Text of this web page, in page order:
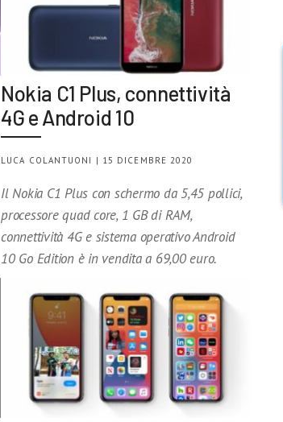
Nokia C1 Plus, connettività
4G e Android 10
LUCA COLANTUONI | 15 DICEMBRE 2020
Il Nokia C1 Plus con schermo da 5,45 pollici,
processore quad core, 1 GB di RAM,
connettività 4G e sistema operativo Android
10 Go Edition è in vendita a 69,00 euro.